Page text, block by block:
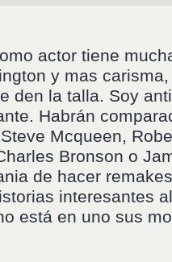
actor tiene
y mas
den la talla. Soy
Habrán
Mcqueen,
Bronson o
de hacer
interesantes
está en uno sus